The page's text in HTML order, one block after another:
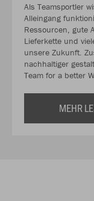
Als Teamsportler
Alleingang
Ressourcen, gute
Lieferkette und
unsere Zukunft.
nachhaltiger
Team for a better
MEHR